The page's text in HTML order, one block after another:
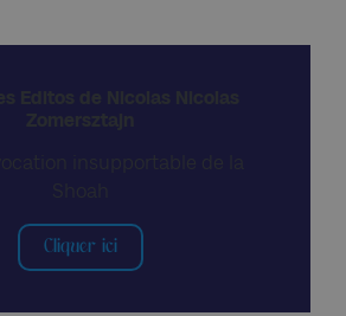
Cliquer ici